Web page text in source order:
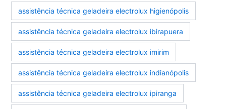
assistência técnica geladeira electrolux higienópolis
assistência técnica geladeira electrolux ibirapuera
assistência técnica geladeira electrolux imirim
assistência técnica geladeira electrolux indianópolis
assistência técnica geladeira electrolux ipiranga